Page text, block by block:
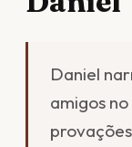
Daniel
amigos